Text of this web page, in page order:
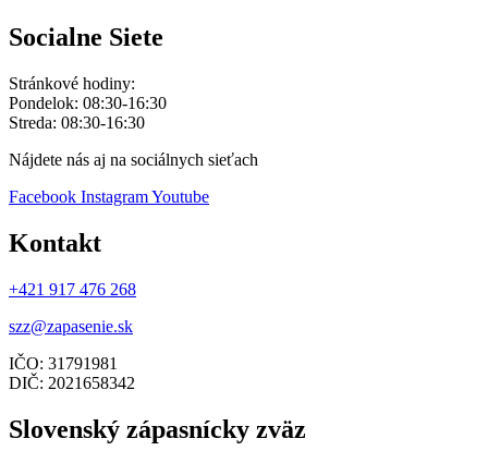
Socialne Siete
Stránkové hodiny:
Pondelok: 08:30-16:30
Streda: 08:30-16:30
Nájdete nás aj na sociálnych sieťach
Facebook InstagramYoutube
Kontakt
+421 917 476 268
szz@zapasenie.sk
IČO: 31791981
DIČ: 2021658342
Slovenský zápasnícky zväz